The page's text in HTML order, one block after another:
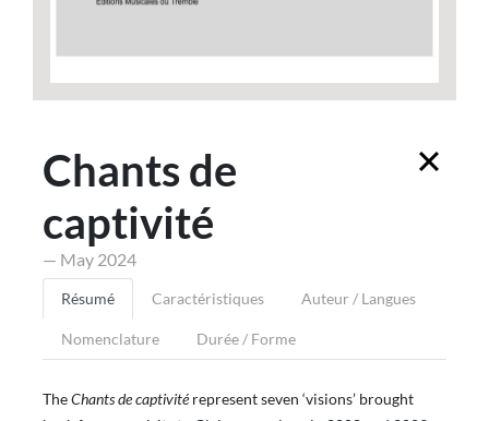
Chants de
captivité
— May 2024
Résumé Caractéristiques Auteur / Langues
Nomenclature Durée / Forme
TheChants de captivitérepresent seven ‘visions’ brought